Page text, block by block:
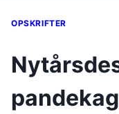
OPSKRIFTER